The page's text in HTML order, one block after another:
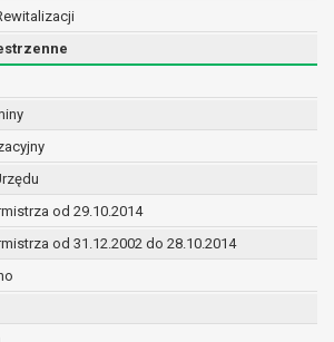
od 29.10.2014
od 31.12.2002 do 28.10.2014
a także obowiązków i
zleconych przez instytucje
wobec Gminy;
i realizacji umów;
żywotnych interesów osoby, której
lub innej osoby fizycznej;
zadania realizowanego w
publicznym lub w ramach
władzy publicznej
administratorowi;
przypadkach dane osobowe
są wyłącznie na podstawie
udzielonej zgody w zakresie i celu
w treści zgody.